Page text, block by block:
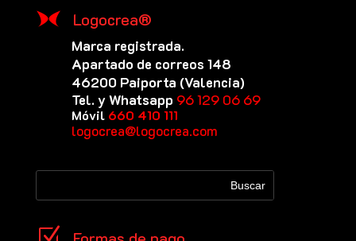
Logocrea®
Marca registrada.
Apartado de correos 148
46200 Paiporta (Valencia)
Tel. y Whatsapp 96 129 06 69
Móvil 660 410 111
logocrea@logocrea.com